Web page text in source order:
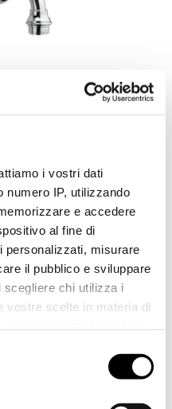
i vostri dati
numero IP, utilizzando
e accedere
al fine di
personalizzati, misurare
il pubblico e sviluppare
chi utilizza i
vostre scelte in materia di
consenso in qualsiasi
cookie o facendo clic